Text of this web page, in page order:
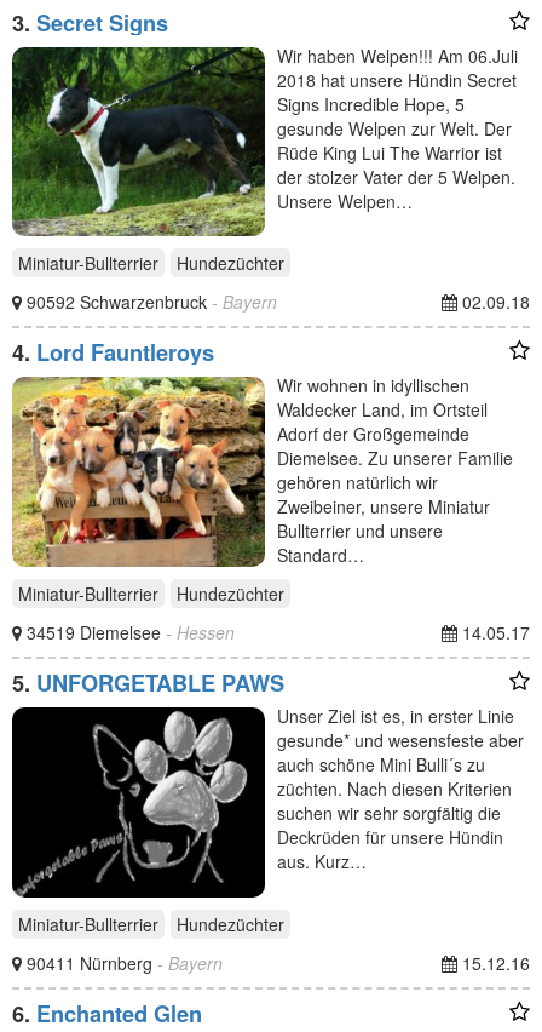
3. Secret Signs
Wir haben Welpen!!! Am 06.Juli
2018 hat unsere Hündin Secret
Signs Incredible Hope, 5
gesunde Welpen zur Welt. Der
Rüde King Lui The Warrior ist
der stolzer Vater der 5 Welpen.
Unsere Welpen…
Miniatur-Bullterrier
Hundezüchter
90592 Schwarzenbruck - Bayern 02.09.18
4. Lord Fauntleroys
Wir wohnen in idyllischen
Waldecker Land, im Ortsteil
Adorf der Großgemeinde
Diemelsee. Zu unserer Familie
gehören natürlich wir
Zweibeiner, unsere Miniatur
Bullterrier und unsere
Standard…
Miniatur-Bullterrier
Hundezüchter
34519 Diemelsee - Hessen 14.05.17
5. UNFORGETABLE PAWS
Unser Ziel ist es, in erster Linie
gesunde* und wesensfeste aber
auch schöne Mini Bulli´s zu
züchten. Nach diesen Kriterien
suchen wir sehr sorgfältig die
Deckrüden für unsere Hündin
aus. Kurz…
Miniatur-Bullterrier
Hundezüchter
90411 Nürnberg - Bayern 15.12.16
6. Enchanted Glen